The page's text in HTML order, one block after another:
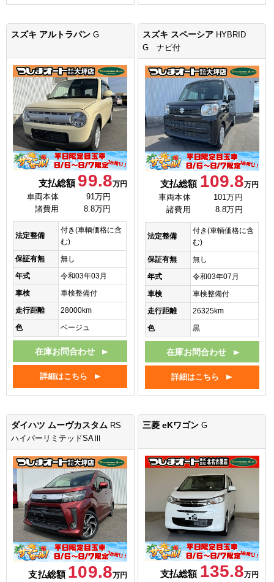
スズキ アルトラパン G
支払総額 99.8万円
車両本体
91万円
諸費用
8.8万円
法定整備
付き(車輌価格に含
む)
保証有無
無し
年式
令和03年03月
車検
車検整備付
走行距離
28000km
色
ベージュ
在庫お問合わせ
詳細はこちら
スズキ スペーシア HYBRID
G ナビ付
支払総額 109.8万円
車両本体
101万円
諸費用
8.8万円
法定整備
付き(車輌価格に含
む)
保証有無
無し
年式
令和03年07月
車検
車検整備付
走行距離
26325km
色
黒
在庫お問合わせ
詳細はこちら
ダイハツ ムーヴカスタム RS
ハイパーリミテッドSAⅢ
支払総額 109.8万円
三菱 eKワゴンG
支払総額 135.8万円